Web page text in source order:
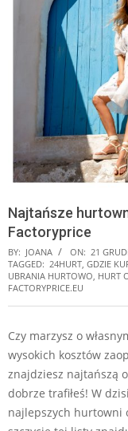
Najtańsze
Factoryprice
BY: JOANA ON: 21
TAGGED: 24HURT, GDZIE
UBRANIA HURTOWO, HURT
FACTORYPRICE.EU
Czy marzysz o
wysokich kosztów
znajdziesz najtańszą
dobrze trafiłeś! W
najlepszych hurtowni